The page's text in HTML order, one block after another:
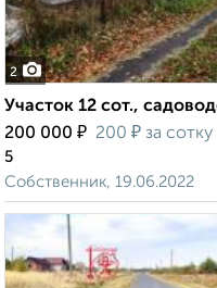
2
Участок 12 сот.,
200 000 ₽ 200 ₽ за сотку
5
Собственник, 19.06.2022